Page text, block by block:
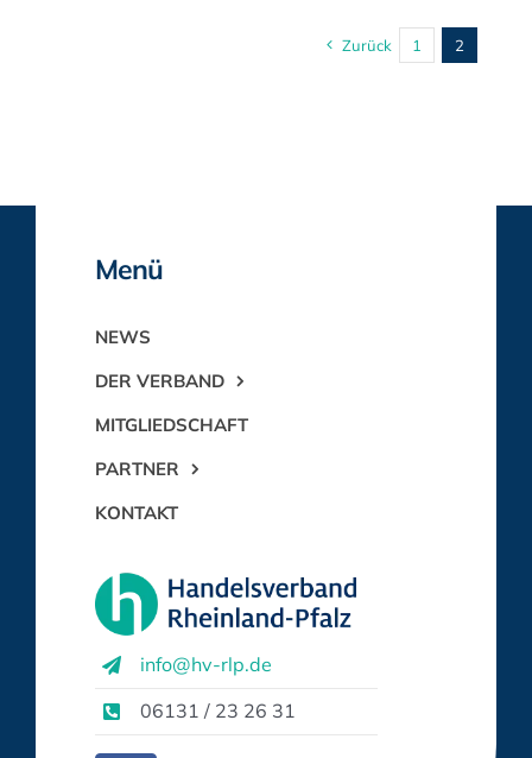
Zurück 1 2
Menü
NEWS
DER VERBAND
MITGLIEDSCHAFT
PARTNER
KONTAKT
info@hv-rlp.de
06131 / 23 26 31